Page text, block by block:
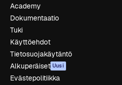
Academy
Dokumentaatio
Tuki
Käyttöehdot
Tietosuojakäytäntö
Alkuperäiset Uusi
Evästepolitiikka